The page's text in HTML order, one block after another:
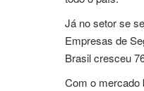
Já no setor se
Empresas de
Brasil cresceu
Com o mercado